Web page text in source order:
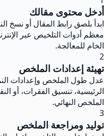
أدخل محتوى مقالك
ابدأ بلصق رابط المقال أو نسخ
معظم أدوات التلخيص عبر
الخام للمعالجة.
2
تهيئة إعدادات الملخص
عدل طول الملخص وإعدادات
الرئيسية، تنسيق الفقرات، أو
الملخص النهائي.
3
توليد ومراجعة الملخص